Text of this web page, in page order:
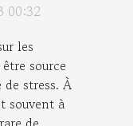
00:32
les
source
stress. À
souvent à